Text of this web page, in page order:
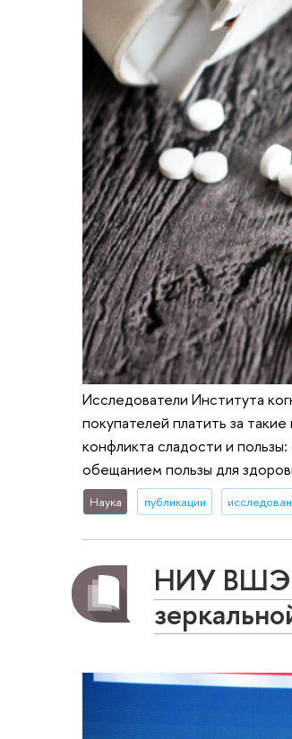
Исследователи Института
покупателей платить за
конфликта сладости и
обещанием пользы для
Наука публикации
НИУ ВШЭ